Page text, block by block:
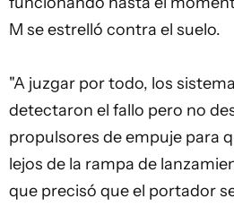
M se estrelló contra el suelo.
"A juzgar por todo, los
detectaron el fallo pero no
propulsores de empuje para
lejos de la rampa de
que precisó que el portador